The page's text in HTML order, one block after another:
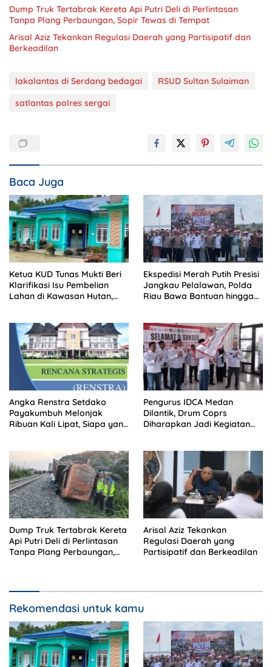
Dump Truk Tertabrak Kereta Api Putri Deli di Perlintasan
Tanpa Plang Perbaungan, Sopir Tewas di Tempat
Arisal Aziz Tekankan Regulasi Daerah yang Partisipatif dan
Berkeadilan
lakalantas di Serdang bedagai
RSUD Sultan Sulaiman
satlantas polres sergai
Baca Juga
Ketua KUD Tunas Mukti Beri
Klarifikasi Isu Pembelian
Lahan di Kawasan Hutan,
Ekspedisi Merah Putih Presisi
Jangkau Pelalawan, Polda
Riau Bawa Bantuan hingga
Angka Renstra Setdako
Payakumbuh Melonjak
Ribuan Kali Lipat, Siapa yang
Pengurus IDCA Medan
Dilantik, Drum Coprs
Diharapkan Jadi Kegiatan
Dump Truk Tertabrak Kereta
Api Putri Deli di Perlintasan
Tanpa Plang Perbaungan,
Arisal Aziz Tekankan
Regulasi Daerah yang
Partisipatif dan Berkeadilan
Rekomendasi untuk kamu